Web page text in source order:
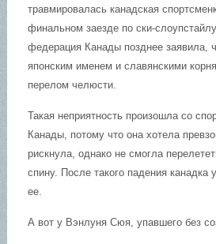
травмировалась канадская
финальном заезде по ски-
федерация Канады позднее заявила,
японским именем и славянскими
перелом челюсти.
Такая неприятность произошла со
Канады, потому что она хотела
рискнула, однако не смогла
спину. После такого падения
ее.
А вот у Вэнлуня Сюя, упавшего без